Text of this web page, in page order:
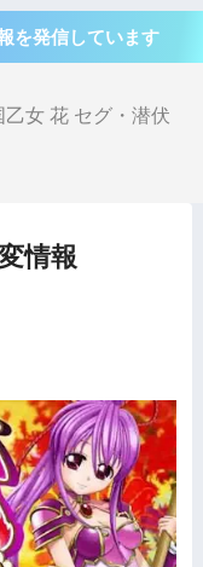
を発信しています
乙女 花 セグ・潜伏
情報